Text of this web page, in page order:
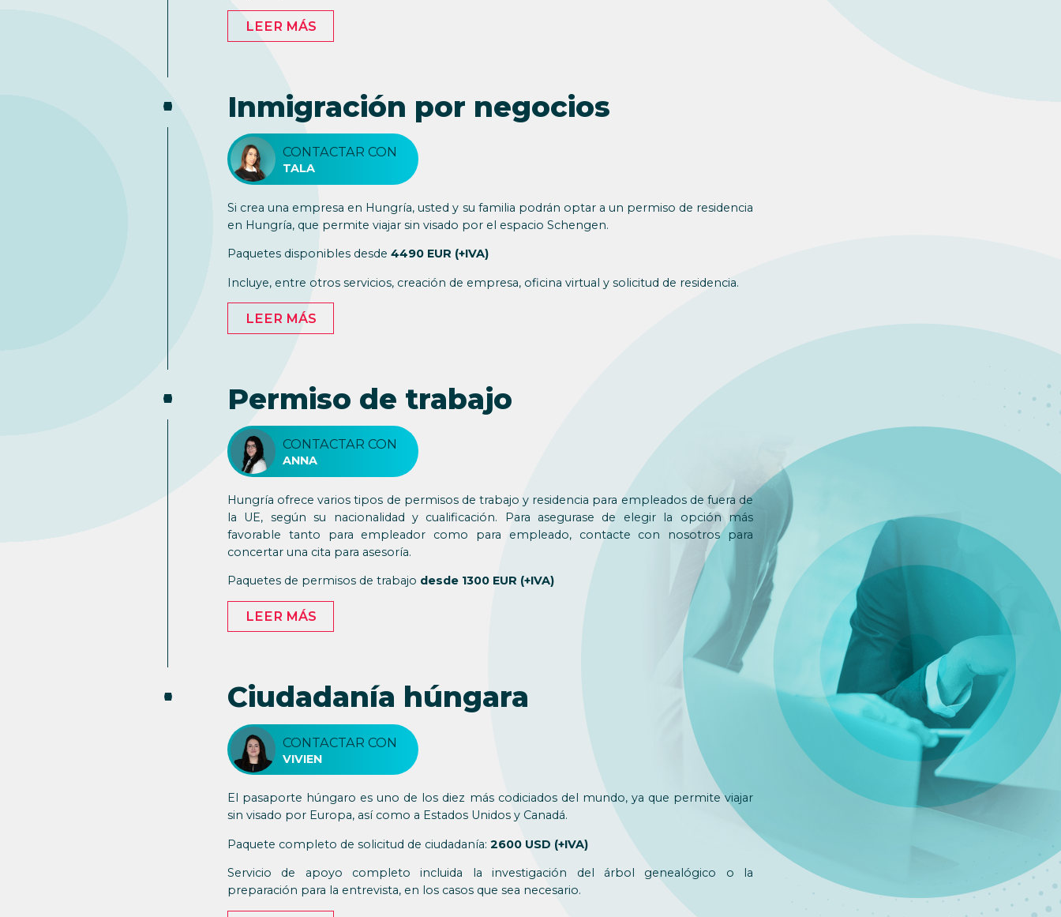
LEER MÁS
Inmigración por negocios
CONTACTAR CON
TALA
Si crea una empresa en Hungría, usted y su familia podrán optar a un permiso de residencia
en Hungría, que permite viajar sin visado por el espacio Schengen.
Paquetes disponibles desde 4490 EUR (+IVA)
Incluye, entre otros servicios, creación de empresa, oficina virtual y solicitud de residencia.
LEER MÁS
Permiso de trabajo
CONTACTAR CON
ANNA
Hungría ofrece varios tipos de permisos de trabajo y residencia para empleados de fuera de
la UE, según su nacionalidad y cualificación. Para asegurase de elegir la opción más
favorable tanto para empleador como para empleado, contacte con nosotros para
concertar una cita para asesoría.
Paquetes de permisos de trabajo desde 1300 EUR (+IVA)
LEER MÁS
Ciudadanía húngara
CONTACTAR CON
VIVIEN
El pasaporte húngaro es uno de los diez más codiciados del mundo, ya que permite viajar
sin visado por Europa, así como a Estados Unidos y Canadá.
Paquete completo de solicitud de ciudadanía: 2600 USD (+IVA)
Servicio de apoyo completo incluida la investigación del árbol genealógico o la
preparación para la entrevista, en los casos que sea necesario.